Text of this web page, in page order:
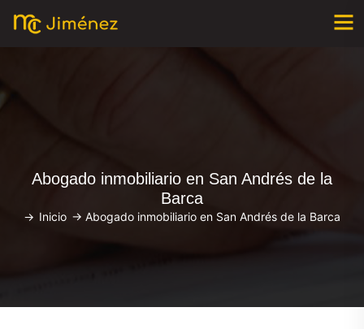
Abogado inmobiliario en San Andrés de la
Barca
-> Inicio -> Abogado inmobiliario en San Andrés de la Barca